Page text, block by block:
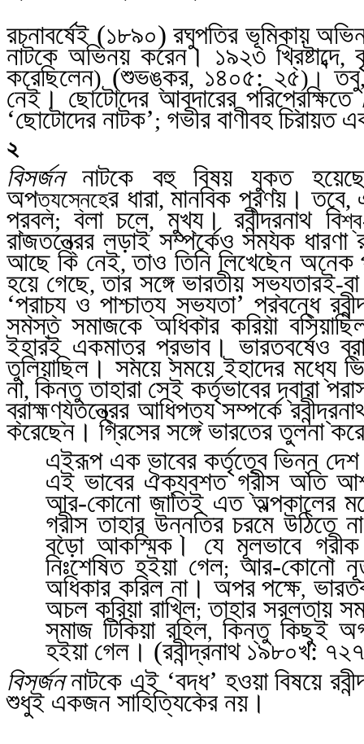
রচনাবর্ষেই (১৮৯০) রঘুপতির ভূমিকায়
নাটকে অভিনয় করেন। ১৯২৩ খ্রিষ্টাব্দে,
করেছিলেন)(শুভঙ্কর, ১৪০৫: ২৫)। তবু
নেই। ছোটোদের আবদারের পরিপ্রেক্ষিতে
‘ছোটোদের নাটক’; গভীর বাণীবহ চিরায়ত
২
বিসর্জননাটকে বহু বিষয় যুক্ত
অপত্যস্নেহের ধারা,মানবিক প্রণয়। তবে,
প্রবল; বলা চলে, মুখ্য। রবীন্দ্রনাথ বিশ্ব
রাজতন্ত্রের লড়াই সম্পর্কেও সম্যক
আছে কি নেই,তাও তিনি লিখেছেন অনেক
হয়ে গেছে,তার সঙ্গে ভারতীয় সভ্যতারই-
‘প্রাচ্য ও পাশ্চাত্য সভ্যতা’ প্রবন্ধে
সমস্ত সমাজকে অধিকার করিয়া
ইহারই একমাত্র প্রভাব। ভারতবর্ষেও
তুলিয়াছিল। সময়ে সময়ে ইহাদের মধ্যে
না,কিন্তু তাহারা সেই কর্তৃভাবের দ্বারা
ব্রাহ্মণ্যতন্ত্রের আধিপত্য সম্পর্কে
করেছেন। গ্রিসের সঙ্গে ভারতের তুলনা
এইরূপ এক ভাবের কর্তৃত্বে ভিন্ন
এই ভাবের ঐক্যবশত গ্রীস অতি
আর-কোনো জাতিই এত অল্পকালের
গ্রীস তাহার উন্নতির চরমে উঠিতে
বড়ো আকস্মিক। যে মূলভাবে গ্রীক
নিঃশেষিত হইয়া গেল;আর-কোনো
অধিকার করিল না। অপর পক্ষে,
অচল করিয়া রাখিল;তাহার সরলতায়
সমাজ টিকিয়া রহিল, কিন্তু কিছুই
হইয়া গেল। (রবীন্দ্রনাথ ১৯৮০খ:
বিসর্জননাটকে এই ‘বদ্ধ’ হওয়া বিষয়ে
শুধুই একজন সাহিত্যিকের নয়।